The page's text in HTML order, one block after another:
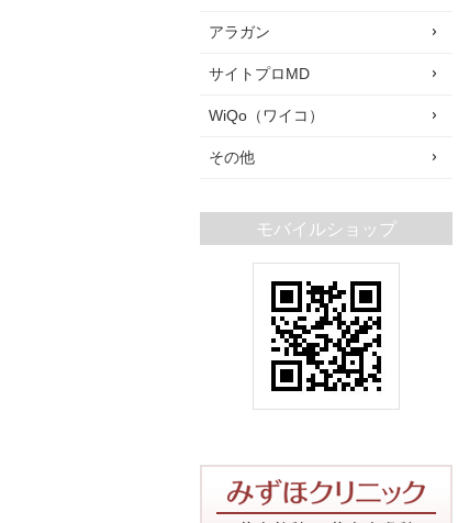
アラガン
サイトプロMD
WiQo（ワイコ）
その他
モバイルショップ